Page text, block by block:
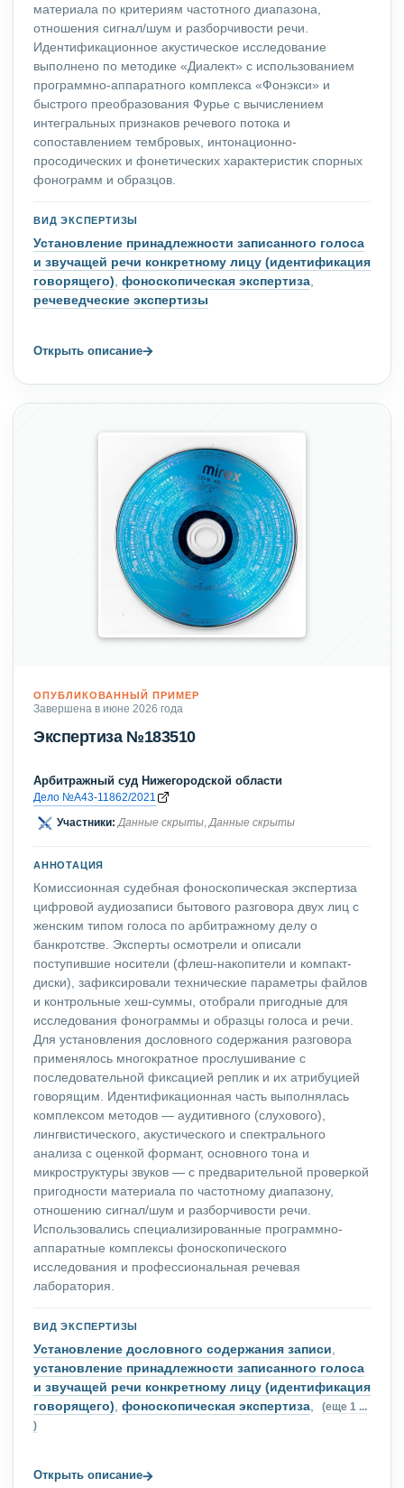
материала по критериям частотного диапазона,
отношения сигнал/шум и разборчивости речи.
Идентификационное акустическое исследование
выполнено по методике «Диалект» с использованием
программно-аппаратного комплекса «Фонэкси» и
быстрого преобразования Фурье с вычислением
интегральных признаков речевого потока и
сопоставлением тембровых, интонационно-
просодических и фонетических характеристик спорных
фонограмм и образцов.
ВИД ЭКСПЕРТИЗЫ
Установление принадлежности записанного голоса
и звучащей речи конкретному лицу (идентификация
говорящего), фоноскопическая экспертиза,
речеведческие экспертизы
Открыть описание→
ОПУБЛИКОВАННЫЙ ПРИМЕР
Завершена в июне 2026 года
Экспертиза №183510
Арбитражный суд Нижегородской области
Дело №А43-11862/2021
Участники: Данные скрыты Данные скрыты
АННОТАЦИЯ
Комиссионная судебная фоноскопическая экспертиза
цифровой аудиозаписи бытового разговора двух лиц с
женским типом голоса по арбитражному делу о
банкротстве. Эксперты осмотрели и описали
поступившие носители (флеш-накопители и компакт-
диски), зафиксировали технические параметры файлов
и контрольные хеш-суммы, отобрали пригодные для
исследования фонограммы и образцы голоса и речи.
Для установления дословного содержания разговора
применялось многократное прослушивание с
последовательной фиксацией реплик и их атрибуцией
говорящим. Идентификационная часть выполнялась
комплексом методов — аудитивного (слухового),
лингвистического, акустического и спектрального
анализа с оценкой формант, основного тона и
микроструктуры звуков — с предварительной проверкой
пригодности материала по частотному диапазону,
отношению сигнал/шум и разборчивости речи.
Использовались специализированные программно-
аппаратные комплексы фоноскопического
исследования и профессиональная речевая
лаборатория.
ВИД ЭКСПЕРТИЗЫ
Установление дословного содержания записи
установление принадлежности записанного голоса
и звучащей речи конкретному лицу (идентификация
говорящего) фоноскопическая экспертиза
(еще 1 ...
)
Открыть описание→